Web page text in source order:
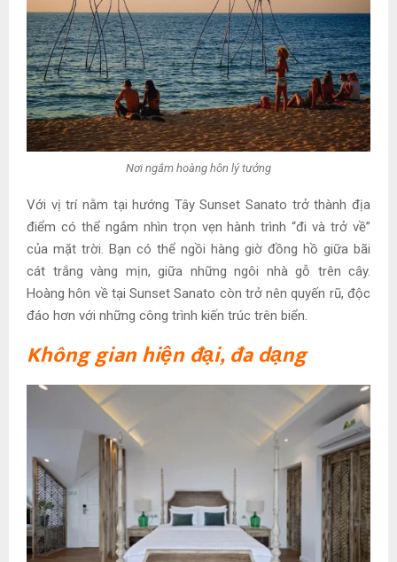
Nơi ngắm hoàng hôn lý tưởng
Với vị trí nằm tại hướng Tây Sunset Sanato trở thành địa
điểm có thể ngắm nhìn trọn vẹn hành trình “đi và trở về”
của mặt trời. Bạn có thể ngồi hàng giờ đồng hồ giữa bãi
cát trắng vàng mịn, giữa những ngôi nhà gỗ trên cây.
Hoàng hôn về tại Sunset Sanato còn trở nên quyến rũ, độc
đáo hơn với những công trình kiến trúc trên biển.
Không gian hiện đại, đa dạng